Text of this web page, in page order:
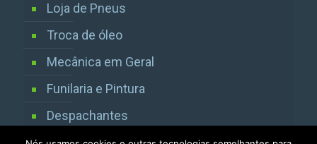
Loja de Pneus
Troca de óleo
Mecânica em Geral
Funilaria e Pintura
Despachantes